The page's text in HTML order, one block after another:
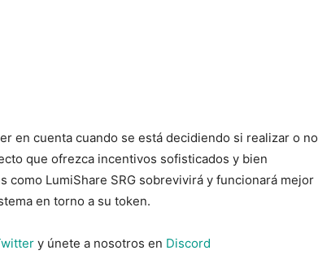
en cuenta cuando se está decidiendo si realizar o no
que ofrezca incentivos sofisticados y bien
como LumiShare SRG sobrevivirá y funcionará mejor
en torno a su token.
y únete a nosotros en Discord